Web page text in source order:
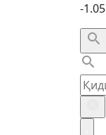
-1.05